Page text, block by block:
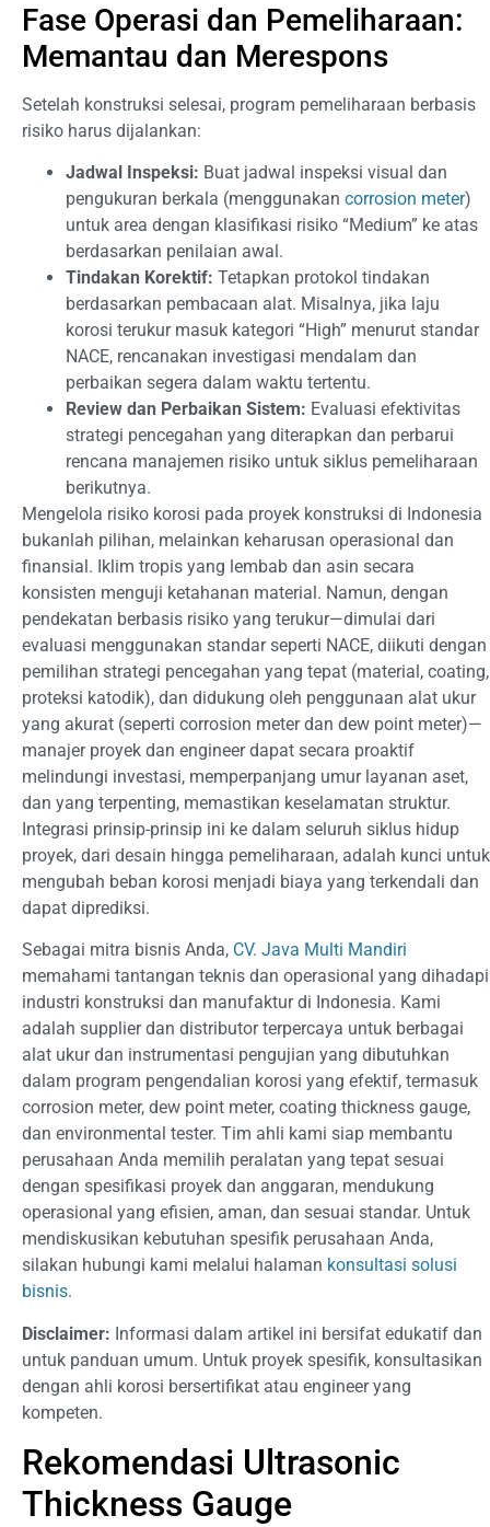
Fase Operasi dan Pemeliharaan:
Memantau dan Merespons
Setelah konstruksi selesai, program pemeliharaan berbasis
risiko harus dijalankan:
Jadwal Inspeksi: Buat jadwal inspeksi visual dan
pengukuran berkala (menggunakan corrosion meter)
untuk area dengan klasifikasi risiko “Medium” ke atas
berdasarkan penilaian awal.
Tindakan Korektif: Tetapkan protokol tindakan
berdasarkan pembacaan alat. Misalnya, jika laju
korosi terukur masuk kategori “High” menurut standar
NACE, rencanakan investigasi mendalam dan
perbaikan segera dalam waktu tertentu.
Review dan Perbaikan Sistem: Evaluasi efektivitas
strategi pencegahan yang diterapkan dan perbarui
rencana manajemen risiko untuk siklus pemeliharaan
berikutnya.
Mengelola risiko korosi pada proyek konstruksi di Indonesia
bukanlah pilihan, melainkan keharusan operasional dan
finansial. Iklim tropis yang lembab dan asin secara
konsisten menguji ketahanan material. Namun, dengan
pendekatan berbasis risiko yang terukur—dimulai dari
evaluasi menggunakan standar seperti NACE, diikuti dengan
pemilihan strategi pencegahan yang tepat (material, coating,
proteksi katodik), dan didukung oleh penggunaan alat ukur
yang akurat (seperti corrosion meter dan dew point meter)—
manajer proyek dan engineer dapat secara proaktif
melindungi investasi, memperpanjang umur layanan aset,
dan yang terpenting, memastikan keselamatan struktur.
Integrasi prinsip-prinsip ini ke dalam seluruh siklus hidup
proyek, dari desain hingga pemeliharaan, adalah kunci untuk
mengubah beban korosi menjadi biaya yang terkendali dan
dapat diprediksi.
Sebagai mitra bisnis Anda, CV. Java Multi Mandiri
memahami tantangan teknis dan operasional yang dihadapi
industri konstruksi dan manufaktur di Indonesia. Kami
adalah supplier dan distributor terpercaya untuk berbagai
alat ukur dan instrumentasi pengujian yang dibutuhkan
dalam program pengendalian korosi yang efektif, termasuk
corrosion meter, dew point meter, coating thickness gauge,
dan environmental tester. Tim ahli kami siap membantu
perusahaan Anda memilih peralatan yang tepat sesuai
dengan spesifikasi proyek dan anggaran, mendukung
operasional yang efisien, aman, dan sesuai standar. Untuk
mendiskusikan kebutuhan spesifik perusahaan Anda,
silakan hubungi kami melalui halaman konsultasi solusi
bisnis.
Disclaimer: Informasi dalam artikel ini bersifat edukatif dan
untuk panduan umum. Untuk proyek spesifik, konsultasikan
dengan ahli korosi bersertifikat atau engineer yang
kompeten.
Rekomendasi Ultrasonic
Thickness Gauge